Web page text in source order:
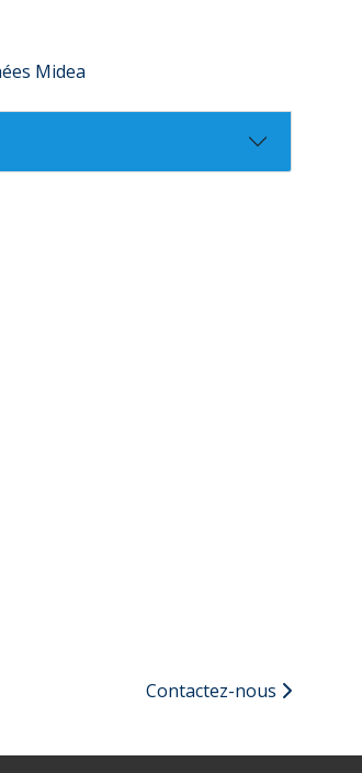
Midea
Contactez-nous